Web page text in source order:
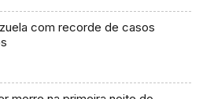
com recorde de casos